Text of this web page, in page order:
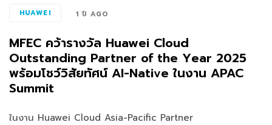
HUAWEI 1 ปี AGO
MFEC คว้ารางวัล Huawei Cloud
Outstanding Partner of the Year 2025
พร้อมโชว์วิสัยทัศน์ AI-Native ในงาน APAC
Summit
ในงาน Huawei Cloud Asia-Pacific Partner